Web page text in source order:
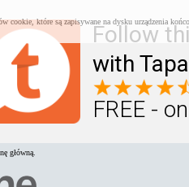
Follow
with
FREE -
cookie, które są zapisywane na dysku urządzenia
główną.